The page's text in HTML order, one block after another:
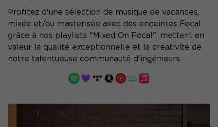
Profitez d'une sélection de musique de vacances,
mixée et/ou masterisée avec des enceintes Focal
grâce à nos playlists "Mixed On Focal", mettant en
valeur la qualité exceptionnelle et la créativité de
notre talentueuse communauté d'ingénieurs.